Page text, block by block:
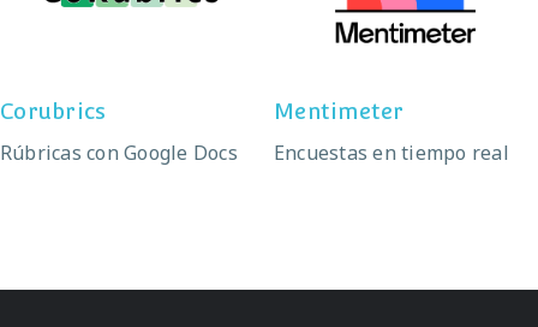
Corubrics
Rúbricas con Google Docs
Mentimeter
Encuestas en tiempo real